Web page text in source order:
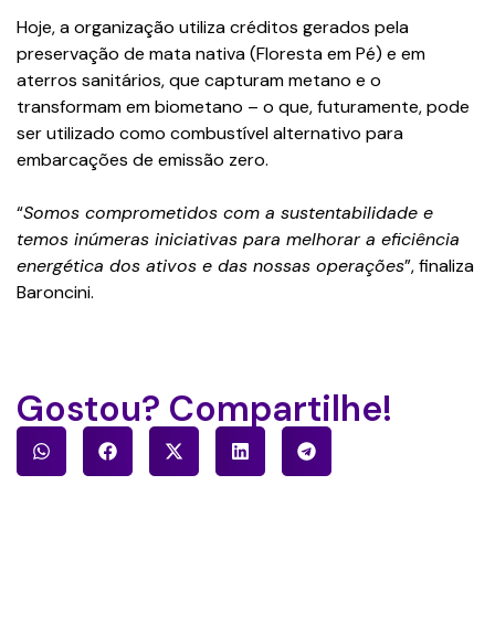
Hoje, a organização utiliza créditos gerados pela
preservação de mata nativa (Floresta em Pé) e em
aterros sanitários, que capturam metano e o
transformam em biometano – o que, futuramente, pode
ser utilizado como combustível alternativo para
embarcações de emissão zero.
“Somos comprometidos com a sustentabilidade e
temos inúmeras iniciativas para melhorar a eficiência
energética dos ativos e das nossas operações”, finaliza
Baroncini.
Gostou? Compartilhe!